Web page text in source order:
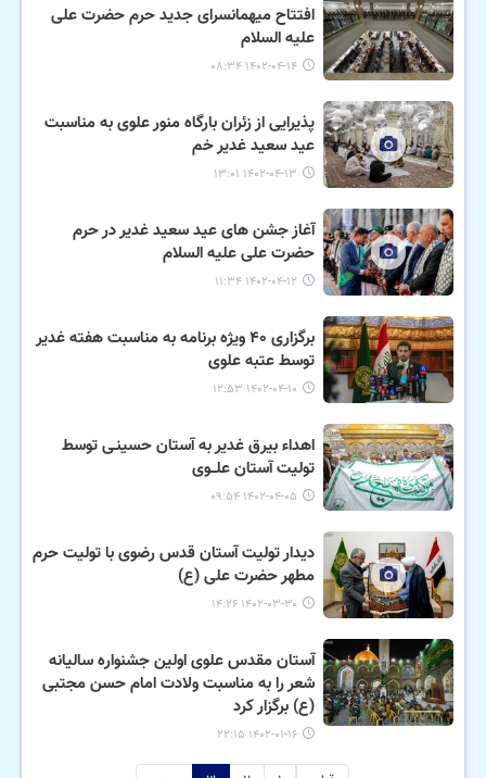
افتتاح میهمانسرای جدید حرم حضرت علی
علیه السلام
۱۴۰۲-۰۴-۱۴ ۰۸:۳۴
پذیرایی از زئران بارگاه منور علوی به مناسبت
عید سعید غدیر خم
۱۴۰۲-۰۴-۱۳ ۱۳:۰۱
آغاز جشن های عید سعید غدیر در حرم
حضرت علی علیه السلام
۱۴۰۲-۰۴-۱۲ ۱۱:۳۴
برگزاری ۴۰ ویژه برنامه به مناسبت هفته غدیر
توسط عتبه علوی
۱۴۰۲-۰۴-۱۰ ۱۲:۵۳
اهداء بیرق غدیر به آستان حسینـی توسط
تولیت آستان علــوی
۱۴۰۲-۰۴-۰۵ ۰۹:۵۴
دیدار تولیت آستان قدس رضوی با تولیت حرم
مطهر حضرت علی (ع)
۱۴۰۲-۰۳-۳۰ ۱۴:۲۶
آستان مقدس علوی اولین جشنواره سالیانه
شعر را به مناسبت ولادت امام حسن مجتبی
(ع) برگزار کرد
۱۴۰۲-۰۱-۱۶ ۲۲:۱۵